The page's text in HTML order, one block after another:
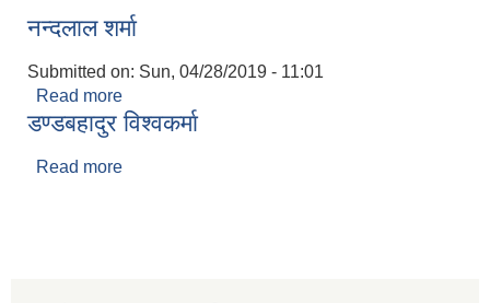
नन्दलाल शर्मा
Submitted on: Sun, 04/28/2019 - 11:01
Read more
डण्डबहादुर विश्वकर्मा
Read more